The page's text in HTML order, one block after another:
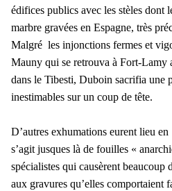
édifices publics avec les stèles dont
marbre gravées en Espagne, très
Malgré les injonctions fermes et
Mauny qui se retrouva à Fort-Lamy
dans le Tibesti, Duboin sacrifia une
inestimables sur un coup de tête.
D’autres exhumations eurent lieu
s’agit jusques là de fouilles «
spécialistes qui causèrent beaucoup
aux gravures qu’elles comportaient